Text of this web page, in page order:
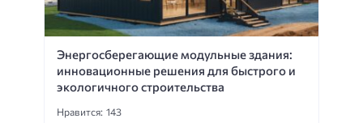
Энергосберегающие модульные здания:
инновационные решения для быстрого и
экологичного строительства
Нравится: 143